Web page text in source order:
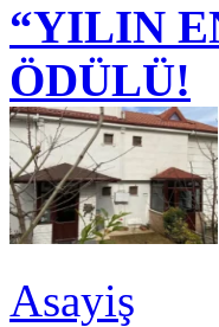
“YILIN
ÖDÜLÜ!
Asayiş